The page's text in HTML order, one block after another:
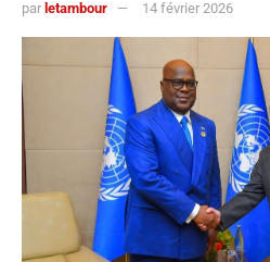
par letambour 14 février 2026